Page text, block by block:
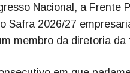
Nacional, a Frente
Safra 2026/27
membro da diretoria